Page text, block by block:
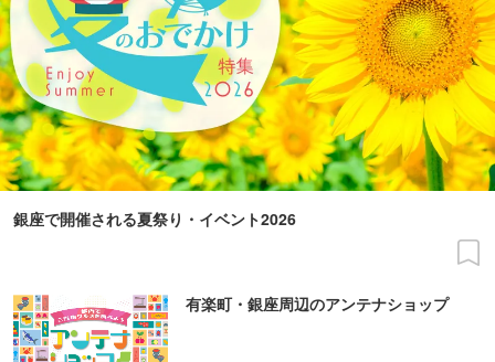
銀座で開催される夏祭り・イベント2026
有楽町・銀座周辺のアンテナショップ